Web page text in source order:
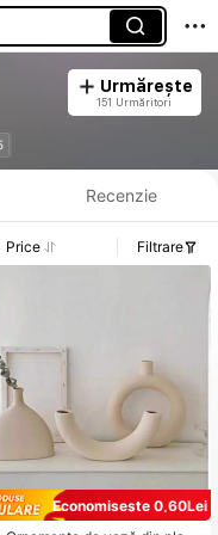
Urmărește
151 Urmăritori
privind vânzările și stocul.
Recenzie
Price Filtrare
Economisește 0,60Lei